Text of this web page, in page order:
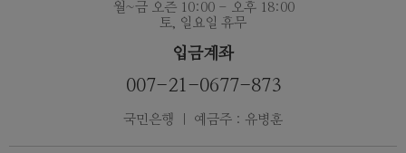
월~금 오즌 10:00 - 오후 18:00
토, 일요일 휴무
입금계좌
007-21-0677-873
국민은행 ｜ 예금주 : 유병훈